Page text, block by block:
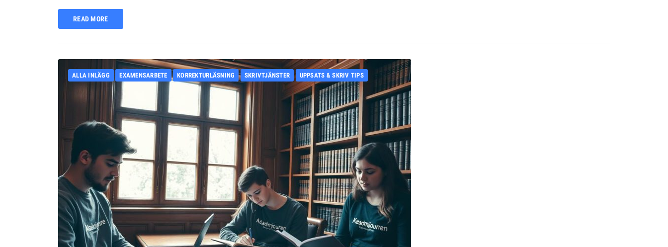
READ MORE
ALLA INLÄGG EXAMENSARBETE KORREKTURLÄSNING SKRIVTJÄNSTER UPPSATS & SKRIV TIPS